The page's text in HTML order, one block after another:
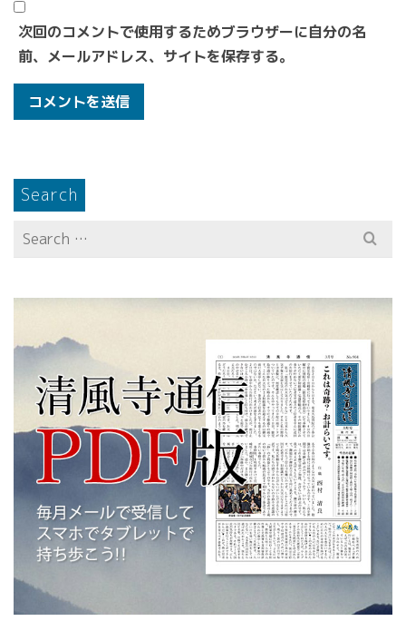
次回のコメントで使用するためブラウザーに自分の名
前、メールアドレス、サイトを保存する。
Search
Search
for: